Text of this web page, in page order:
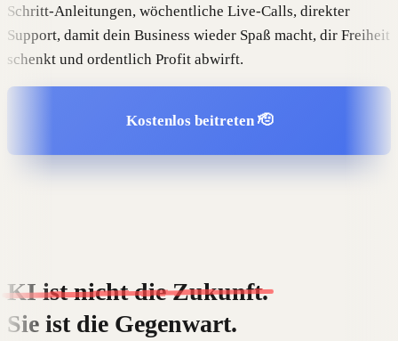
Schritt-Anleitungen, wöchentliche Live-Calls, direkter
Support, damit dein Business wieder Spaß macht, dir Freiheit
schenkt und ordentlich Profit abwirft.
Kostenlos beitreten 🫡
KI ist nicht die Zukunft.
Sie ist die Gegenwart.